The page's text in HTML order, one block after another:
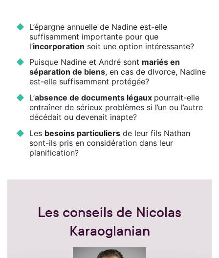
L’épargne annuelle de Nadine est-elle
suffisamment importante pour que
l’incorporation soit une option intéressante?
Puisque Nadine et André sont mariés en
séparation de biens, en cas de divorce, Nadine
est-elle suffisamment protégée?
L’absence de documents légaux pourrait-elle
entraîner de sérieux problèmes si l’un ou l’autre
décédait ou devenait inapte?
Les besoins particuliersde leur fils Nathan
sont-ils pris en considération dans leur
planification?
Les conseils de Nicolas
Karaoglanian